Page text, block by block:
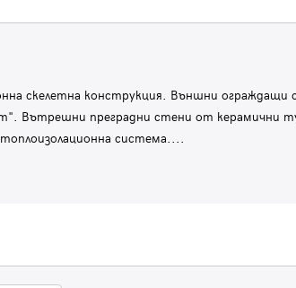
скелетна конструкция. Външни ограждащи
Вътрешни преградни стени от керамични
система....